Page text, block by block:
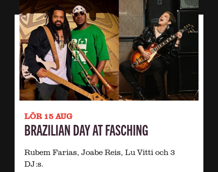
LÖR 15 AUG
BRAZILIAN DAY AT FASCHING
Rubem Farias, Joabe Reis, Lu Vitti och 3
DJ:s.